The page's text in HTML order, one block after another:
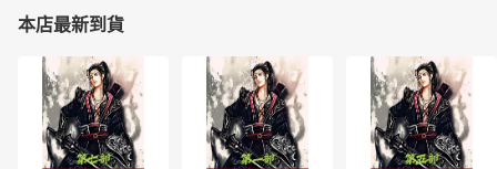
** 《愛》**
愛有義務嗎？我們可以用科學討論愛嗎？
本書從哲學家的觀點書寫。哲學熱愛處理謎團，而「愛」提供
了各種雜亂無章的謎團。書中將會討論愛的基本哲學問題、分辨不
同類型的愛、檢視各種愛情意識形態，也會加入（或許）試圖透徹
本店最新到貨